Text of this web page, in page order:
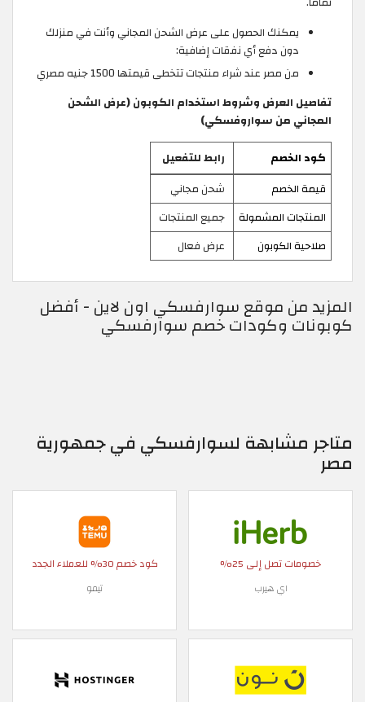
يمكنك الحصول على عرض الشحن المجاني وأنت في منزلك
دون دفع أي نفقات إضافية:
من مصر عند شراء منتجات تتخطى قيمتها 1500 جنيه مصري
تفاصيل العرض وشروط استخدام الكوبون (عرض الشحن
المجاني من سواروفسكي)
كود الخصم
رابط للتفعيل
قيمة الخصم
شحن مجاني
المنتجات المشمولة
جميع المنتجات
صلاحية الكوبون
عرض فعال
المزيد من موقع سوارفسكي اون لاين - أفضل
كوبونات وكودات خصم سوارفسكي
متاجر مشابهة لسوارفسكي في جمهورية
مصر
خصومات تصل إلى 25%
اي هيرب
كود خصم 30% للعملاء الجدد
تيمو